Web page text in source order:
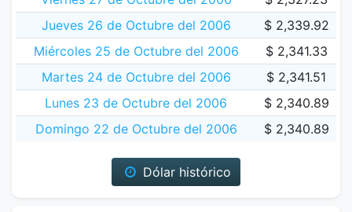
Jueves 26 de Octubre del 2006
$ 2,339.92
Miércoles 25 de Octubre del 2006
$ 2,341.33
Martes 24 de Octubre del 2006
$ 2,341.51
Lunes 23 de Octubre del 2006
$ 2,340.89
Domingo 22 de Octubre del 2006
$ 2,340.89
Dólar histórico